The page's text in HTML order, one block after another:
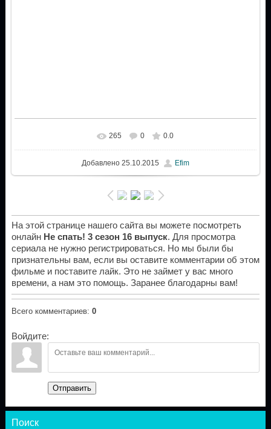
265 0 0.0
Добавлено25.10.2015 Efim
На этой странице нашего сайта вы можете посмотреть
онлайн Не спать! 3 сезон 16 выпуск. Для просмотра
сериала не нужно регистрироваться. Но мы были бы
признательны вам, если вы оставите комментарии об этом
фильме и поставите лайк. Это не займет у вас много
времени, а нам это помощь. Заранее благодарны вам!
Всего комментариев: 0
Войдите:
Отправить
Поиск